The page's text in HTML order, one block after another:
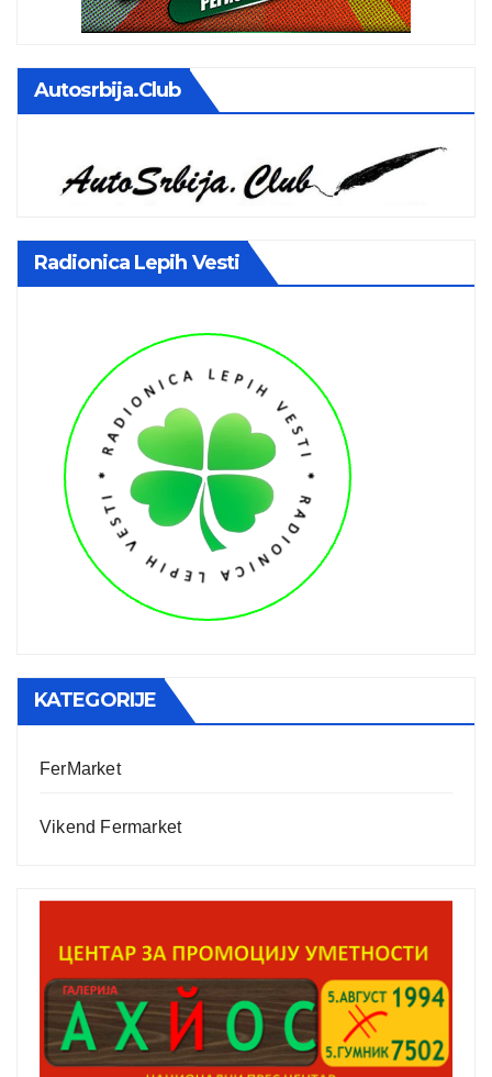
Autosrbija.club
Radionica Lepih Vesti
KATEGORIJE
FerMarket
Vikend Fermarket